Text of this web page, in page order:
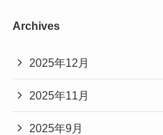
Archives
2025年12月
2025年11月
2025年9月